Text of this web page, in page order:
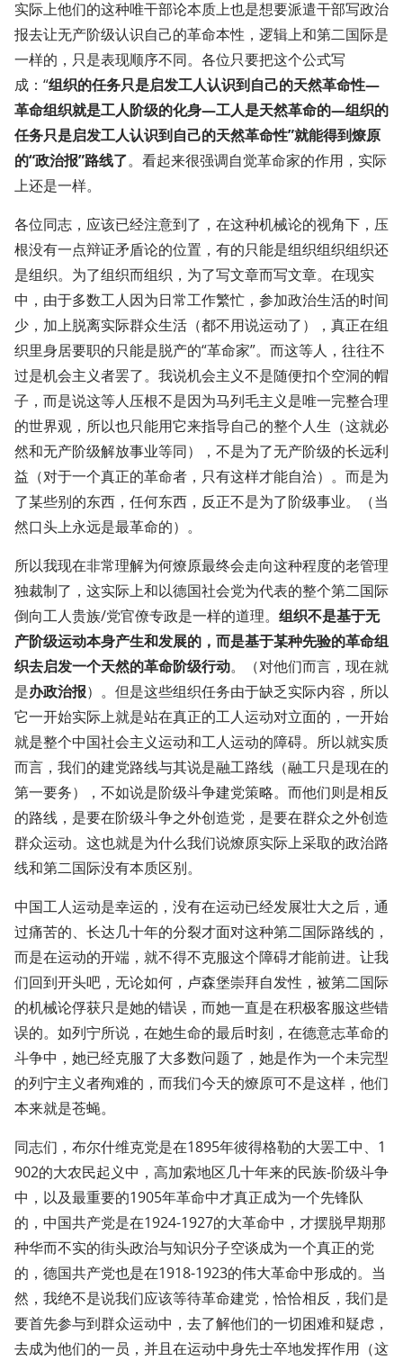
实际上他们的这种唯干部论本质上也是想要派遣干部写政治
报去让无产阶级认识自己的革命本性，逻辑上和第二国际是
一样的，只是表现顺序不同。各位只要把这个公式写
成：“组织的任务只是启发工人认识到自己的天然革命性—
革命组织就是工人阶级的化身—工人是天然革命的—组织的
任务只是启发工人认识到自己的天然革命性”就能得到燎原
的“政治报”路线了。看起来很强调自觉革命家的作用，实际
上还是一样。
各位同志，应该已经注意到了，在这种机械论的视角下，压
根没有一点辩证矛盾论的位置，有的只能是组织组织组织还
是组织。为了组织而组织，为了写文章而写文章。在现实
中，由于多数工人因为日常工作繁忙，参加政治生活的时间
少，加上脱离实际群众生活（都不用说运动了），真正在组
织里身居要职的只能是脱产的“革命家”。而这等人，往往不
过是机会主义者罢了。我说机会主义不是随便扣个空洞的帽
子，而是说这等人压根不是因为马列毛主义是唯一完整合理
的世界观，所以也只能用它来指导自己的整个人生（这就必
然和无产阶级解放事业等同），不是为了无产阶级的长远利
益（对于一个真正的革命者，只有这样才能自洽）。而是为
了某些别的东西，任何东西，反正不是为了阶级事业。（当
然口头上永远是最革命的）。
所以我现在非常理解为何燎原最终会走向这种程度的老管理
独裁制了，这实际上和以德国社会党为代表的整个第二国际
倒向工人贵族/党官僚专政是一样的道理。 组织不是基于无
产阶级运动本身产生和发展的，而是基于某种先验的革命组
织去启发一个天然的革命阶级行动。（对他们而言，现在就
是办政治报）。但是这些组织任务由于缺乏实际内容，所以
它一开始实际上就是站在真正的工人运动对立面的，一开始
就是整个中国社会主义运动和工人运动的障碍。所以就实质
而言，我们的建党路线与其说是融工路线（融工只是现在的
第一要务），不如说是阶级斗争建党策略。而他们则是相反
的路线，是要在阶级斗争之外创造党，是要在群众之外创造
群众运动。这也就是为什么我们说燎原实际上采取的政治路
线和第二国际没有本质区别。
中国工人运动是幸运的，没有在运动已经发展壮大之后，通
过痛苦的、长达几十年的分裂才面对这种第二国际路线的，
而是在运动的开端，就不得不克服这个障碍才能前进。让我
们回到开头吧，无论如何，卢森堡崇拜自发性，被第二国际
的机械论俘获只是她的错误，而她一直是在积极客服这些错
误的。如列宁所说，在她生命的最后时刻，在德意志革命的
斗争中，她已经克服了大多数问题了，她是作为一个未完型
的列宁主义者殉难的，而我们今天的燎原可不是这样，他们
本来就是苍蝇。
同志们，布尔什维克党是在1895年彼得格勒的大罢工中、1
902的大农民起义中，高加索地区几十年来的民族-阶级斗争
中，以及最重要的1905年革命中才真正成为一个先锋队
的，中国共产党是在1924-1927的大革命中，才摆脱早期那
种华而不实的街头政治与知识分子空谈成为一个真正的党
的，德国共产党也是在1918-1923的伟大革命中形成的。当
然，我绝不是说我们应该等待革命建党，恰恰相反，我们是
要首先参与到群众运动中，去了解他们的一切困难和疑虑，
去成为他们的一员，并且在运动中身先士卒地发挥作用（这